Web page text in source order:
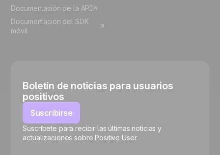
🍪
Documentación de la API
Documentación del SDK
móvil
Boletín de noticias para usuarios
positivos
Suscribirse
Suscríbete para recibir las últimas noticias y
actualizaciones sobre Positive User